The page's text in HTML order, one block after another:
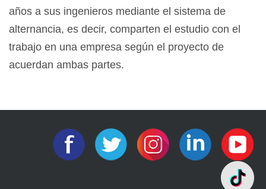
años a sus ingenieros mediante el sistema de
alternancia, es decir, comparten el estudio con el
trabajo en una empresa según el proyecto de
acuerdan ambas partes.